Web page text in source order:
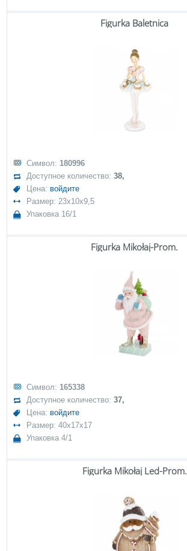
Figurka Baletnica
Символ: 180996
Доступное количество:38,
Цена: войдите
Размер: 23x10x9,5
Упаковка 16/1
Figurka Mikołaj-Prom.
Символ: 165338
Доступное количество:37,
Цена: войдите
Размер: 40x17x17
Упаковка 4/1
Figurka Mikołaj Led-Prom.